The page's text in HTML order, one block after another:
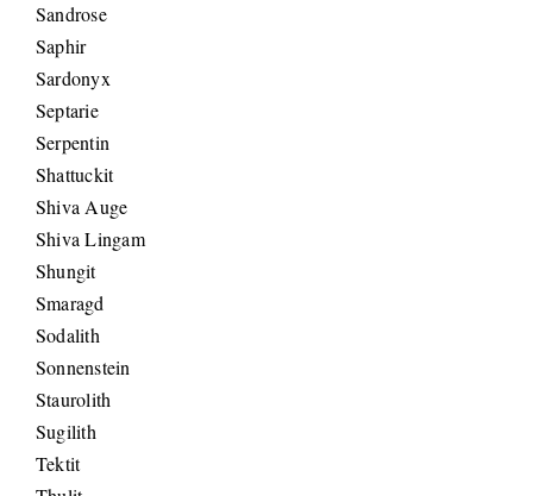
Sandrose
Saphir
Sardonyx
Septarie
Serpentin
Shattuckit
Shiva Auge
Shiva Lingam
Shungit
Smaragd
Sodalith
Sonnenstein
Staurolith
Sugilith
Tektit